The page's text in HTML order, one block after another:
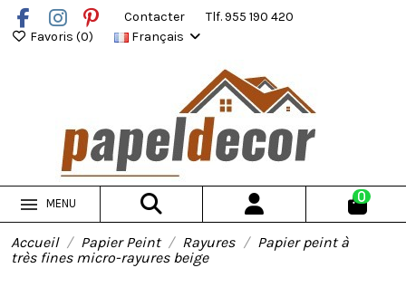
Contacter
Tlf. 955 190 420
Favoris (0) Français
MENU 0
Accueil Papier Peint Rayures
Papier peint à
très fines micro-rayures beige